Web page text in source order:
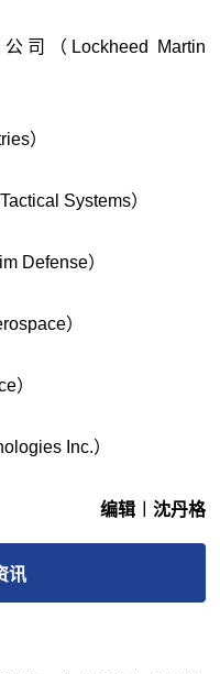
司（Lockheed Martin
）
Systems）
Defense）
）
）
Inc.）
编辑︱沈丹格
讯